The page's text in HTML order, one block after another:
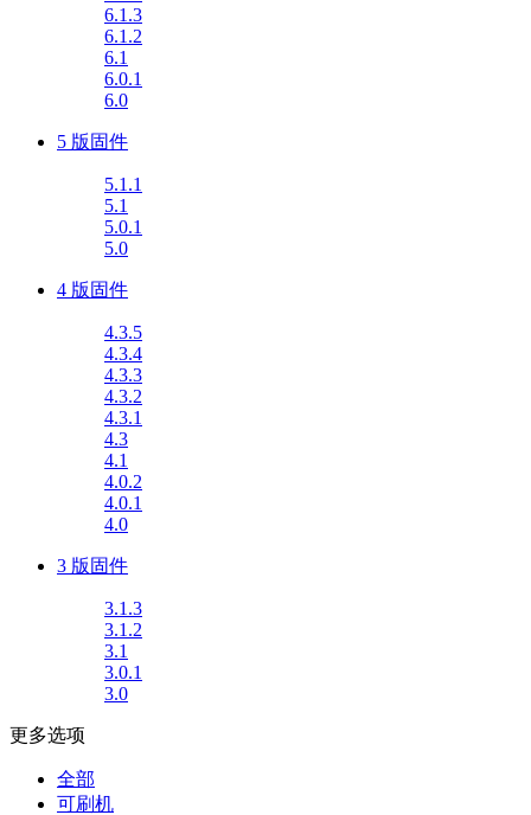
6.1.3
6.1.2
6.1
6.0.1
6.0
5 版固件
5.1.1
5.1
5.0.1
5.0
4 版固件
4.3.5
4.3.4
4.3.3
4.3.2
4.3.1
4.3
4.1
4.0.2
4.0.1
4.0
3 版固件
3.1.3
3.1.2
3.1
3.0.1
3.0
更多选项
全部
可刷机